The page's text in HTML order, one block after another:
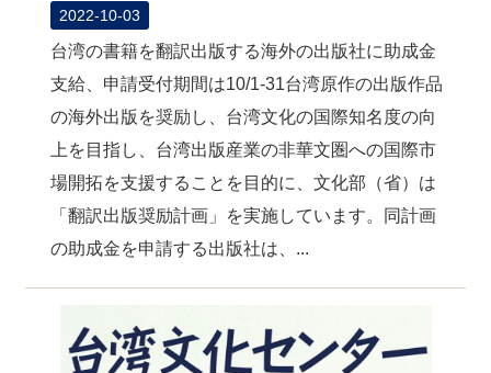
2022-10-03
台湾の書籍を翻訳出版する海外の出版社に助成金
支給、申請受付期間は10/1-31台湾原作の出版作品
の海外出版を奨励し、台湾文化の国際知名度の向
上を目指し、台湾出版産業の非華文圏への国際市
場開拓を支援することを目的に、文化部（省）は
「翻訳出版奨励計画」を実施しています。同計画
の助成金を申請する出版社は、...